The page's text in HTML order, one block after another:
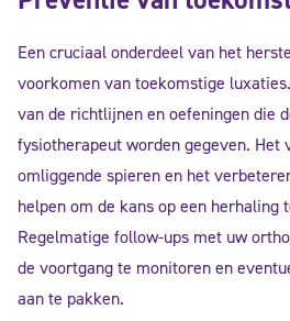
Een cruciaal onderdeel van het
voorkomen van toekomstige
van de richtlijnen en oefeningen die
fysiotherapeut worden gegeven. Het
omliggende spieren en het
helpen om de kans op een herhaling
Regelmatige follow-ups met uw
de voortgang te monitoren en
aan te pakken.